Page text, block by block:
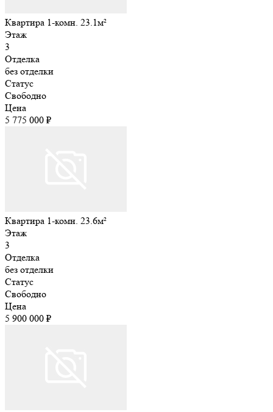
Квартира 1-комн. 23.1м²
Этаж
3
Отделка
без отделки
Статус
Свободно
Цена
5 775 000 ₽
Квартира 1-комн. 23.6м²
Этаж
3
Отделка
без отделки
Статус
Свободно
Цена
5 900 000 ₽